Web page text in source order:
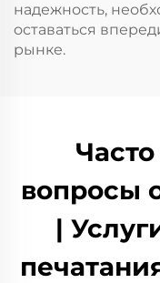
надежность,
оставаться
рынке.
вопросы
|